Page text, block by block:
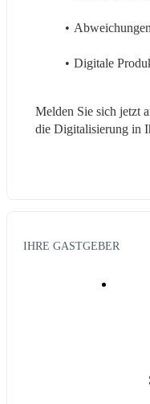
Digitale
Melden Sie sich jetzt
die Digitalisierung in
IHRE GASTGEBER